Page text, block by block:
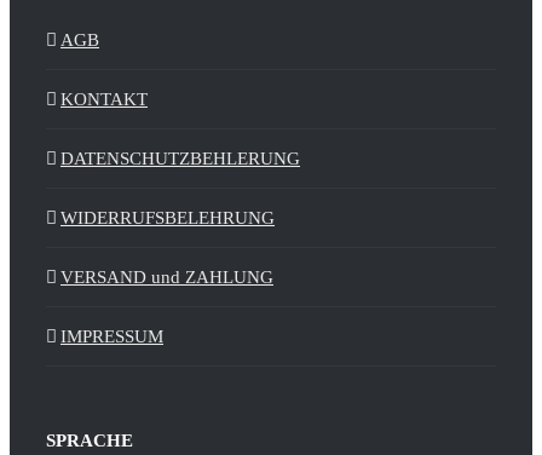
AGB
KONTAKT
DATENSCHUTZBEHLERUNG
WIDERRUFSBELEHRUNG
VERSAND und ZAHLUNG
IMPRESSUM
SPRACHE